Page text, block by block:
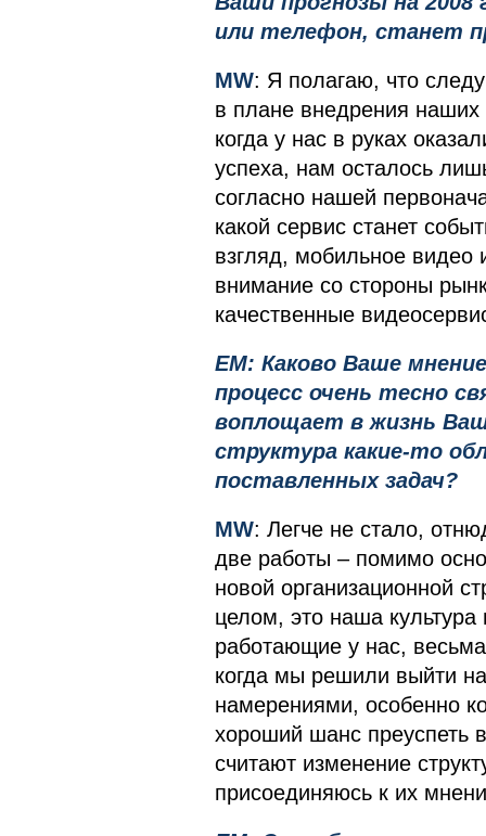
или телефон, станет
MW: Я полагаю, что
в плане внедрения наших
когда у нас в руках
успеха, нам осталось
согласно нашей
какой сервис станет
взгляд, мобильное видео
внимание со стороны
качественные
EM: Каково Ваше
процесс очень тесно
воплощает в жизнь
структура какие-то
поставленных задач?
MW: Легче не стало,
две работы – помимо
новой организационной
целом, это наша
работающие у нас,
когда мы решили выйти
намерениями, особенно
хороший шанс преуспеть
считают изменение
присоединяюсь к их